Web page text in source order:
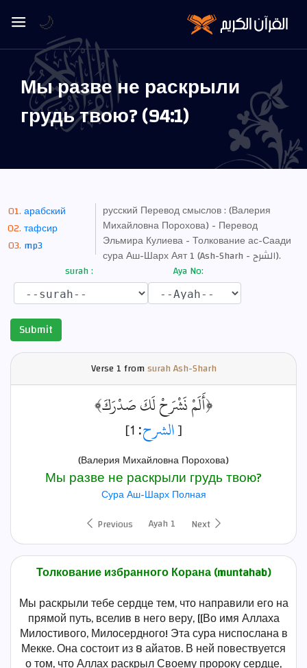
Мы разве не раскрыли
грудь твою? (94:1)
арабский
тафсир
mp3
русский Перевод смыслов : (Валерия
Михайловна Порохова) - Перевод
Эльмира Кулиева - Толкование ас-Саади
сура Аш-Шарх Аят 1 (Ash-Sharh - الشرح).
surah :
Aya No:
Submit
Verse1 fromsurah Ash-Sharh
﴿أَلَمْ نَشْرَحْ لَكَ صَدْرَكَ﴾
[الشرح: 1]
(Валерия Михайловна Порохова)
Мы разве не раскрыли грудь твою?
Сура Аш-Шарх Полная
Previous
Ayah 1 Next
Толкование избранного Корана (muntahab)
Мы раскрыли тебе сердце тем, что направили его на
прямой путь, вселив в него веру, [[Во имя Аллаха
Милостивого, Милосердного! Эта сура ниспослана в
Мекке. Она состоит из 8 айатов. В ней повествуется
о том, что Аллах раскрыл Своему пророку сердце,
🌙